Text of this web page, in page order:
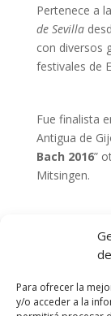
Para ofrecer la
y/o acceder a la
Pertenece a
de Sevilla
con diversos
festivales de
Fue finalista
Antigua de
Bach 2016”
Mitsingen.
[gdlr_button